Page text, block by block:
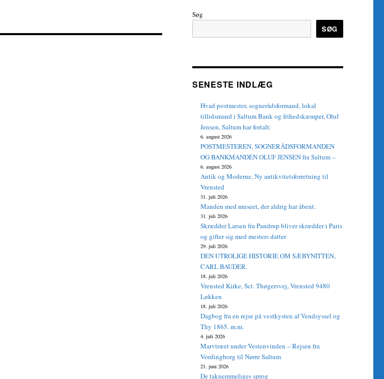
Søg
SØG
SENESTE INDLÆG
Hvad postmester, sognerådsformand, lokal
tillidsmand i Saltum Bank og frihedskæmper, Oluf
Jensen, Saltum har fortalt:
6. august 2026
POSTMESTEREN, SOGNERÅDSFORMANDEN
OG BANKMANDEN OLUF JENSEN fra Saltum –
6. august 2026
Antik og Moderne, Ny antikvitetsforretning til
Vrensted
31. juli 2026
Manden med museet, der aldrig har åbent.
31. juli 2026
Skrædder Larsen fra Pandrup bliver skrædder i Paris
og gifter sig med mesters datter
29. juli 2026
DEN UTROLIGE HISTORIE OM SÆBYNITTEN,
CARL BAUDER.
18. juli 2026
Vrensted Kirke, Sct. Thøgersvej, Vrensted 9480
Løkken
18. juli 2026
Dagbog fra en rejse på vestkysten af Vendsyssel og
Thy 1865. m.m.
4. juli 2026
Marvtræet under Vestenvinden – Rejsen fra
Vordingborg til Nørre Saltum
21. juni 2026
De taknemmeliges sprog